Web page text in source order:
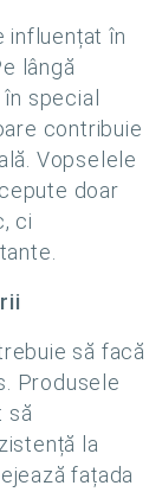
influențat în
lângă
special
contribuie
Vopselele
doar
ci
să facă
Produsele
să
la
fațada